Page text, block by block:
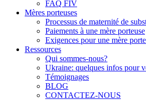
FAQ FIV
Mères porteuses
Processus de maternité de
Paiements à une mère porteuse
Exigences pour une mère
Ressources
Qui sommes-nous?
Ukraine: quelques infos pour
Témoignages
BLOG
CONTACTEZ-NOUS